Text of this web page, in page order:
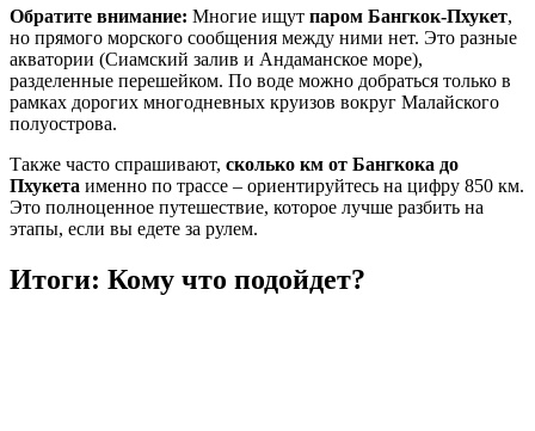
Обратите внимание: Многие ищут паром Бангкок-Пхукет,
но прямого морского сообщения между ними нет. Это разные
акватории (Сиамский залив и Андаманское море),
разделенные перешейком. По воде можно добраться только в
рамках дорогих многодневных круизов вокруг Малайского
полуострова.
Также часто спрашивают, сколько км от Бангкока до
Пхукета именно по трассе – ориентируйтесь на цифру 850 км.
Это полноценное путешествие, которое лучше разбить на
этапы, если вы едете за рулем.
Итоги: Кому что подойдет?